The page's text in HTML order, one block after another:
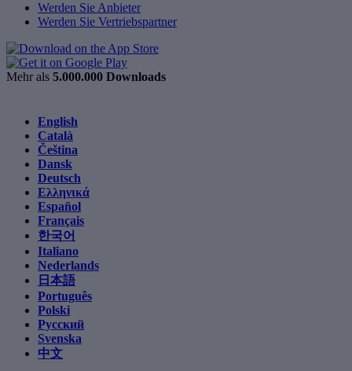
Werden Sie Anbieter
Werden Sie Vertriebspartner
Mehr als 5.000.000 Downloads
English
Català
Čeština
Dansk
Deutsch
Ελληνικά
Español
Français
한국어
Italiano
Nederlands
日本語
Português
Polski
Русский
Svenska
中文